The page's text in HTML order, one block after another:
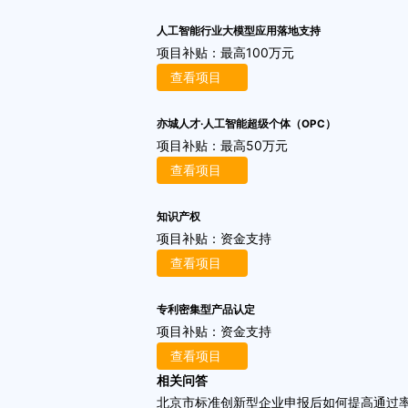
人工智能行业大模型应用落地支持
项目补贴： 最高100万元
查看项目
亦城人才·人工智能超级个体（OPC）
项目补贴： 最高50万元
查看项目
知识产权
项目补贴： 资金支持
查看项目
专利密集型产品认定
项目补贴： 资金支持
查看项目
相关问答
北京市标准创新型企业申报后如何提高通过